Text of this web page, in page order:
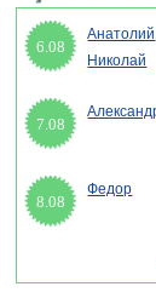
6.08
Анатолий
Николай
7.08
8.08
Федор